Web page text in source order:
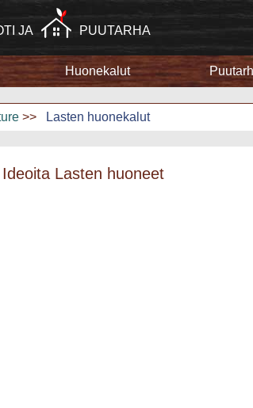
JA PUUTARHA
ja remontointi
Kodinkoneet
Huonekalut
>> Lasten huonekalut
Lasten huoneet